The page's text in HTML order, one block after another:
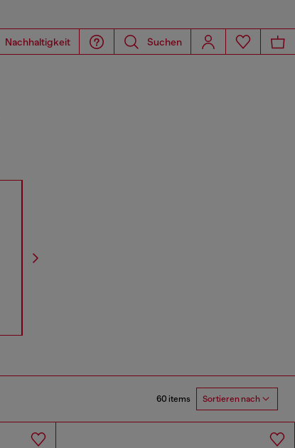
Nachhaltigkeit Suchen
60 items Sortieren nach